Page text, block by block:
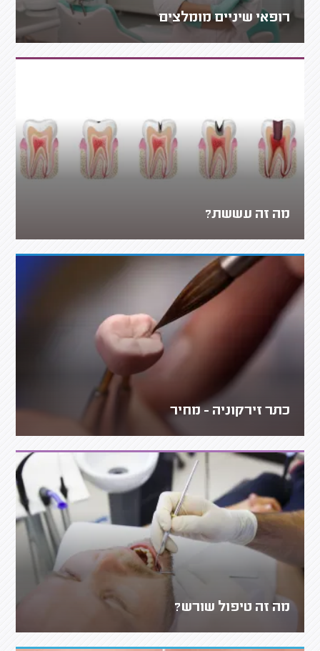
רופאי שיניים מומלצים
מה זה עששת?
כתר זירקוניה - מחיר
מה זה טיפול שורש?